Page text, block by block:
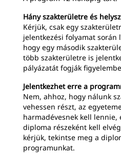
Hány szakterületre és
Kérjük, csak egy
jelentkezési folyamat során
hogy egy második
több szakterületre is
pályázatát fogják
Jelentkezhet erre a
Nem, ahhoz, hogy nálunk
vehessen részt, az
harmadévesnek kell lennie,
diploma részeként kell
kérjük, tekintse meg a
programunkat.